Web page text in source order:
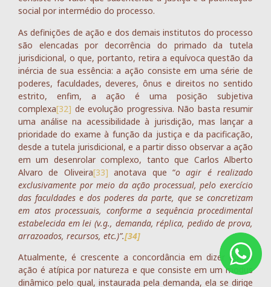
social por intermédio do processo.
As definições de ação e dos demais institutos do processo
são elencadas por decorrência do primado da tutela
jurisdicional, o que, portanto, retira a equívoca questão da
inércia de sua essência: a ação consiste em uma série de
poderes, faculdades, deveres, ônus e direitos no sentido
estrito, enfim, a ação é uma posição subjetiva
complexa[32] de evolução progressiva. Não basta resumir
uma análise na acessibilidade à jurisdição, mas lançar a
prioridade do exame à função da justiça e da pacificação,
desde a tutela jurisdicional, e a partir disso observar a ação
em um desenrolar complexo, tanto que Carlos Alberto
Alvaro de Oliveira[33] anotava que “o agir é realizado
exclusivamente por meio da ação processual, pelo exercício
das faculdades e dos poderes da parte, que se concretizam
em atos processuais, conforme a sequência procedimental
estabelecida em lei (v.g., demanda, réplica, pedido de prova,
arrazoados, recursos, etc.)”.[34]
Atualmente, é crescente a concordância em dizer que a
ação é atípica por natureza e que consiste em um modus
dinâmico pelo qual, instaurada pela demanda, ela se dirige